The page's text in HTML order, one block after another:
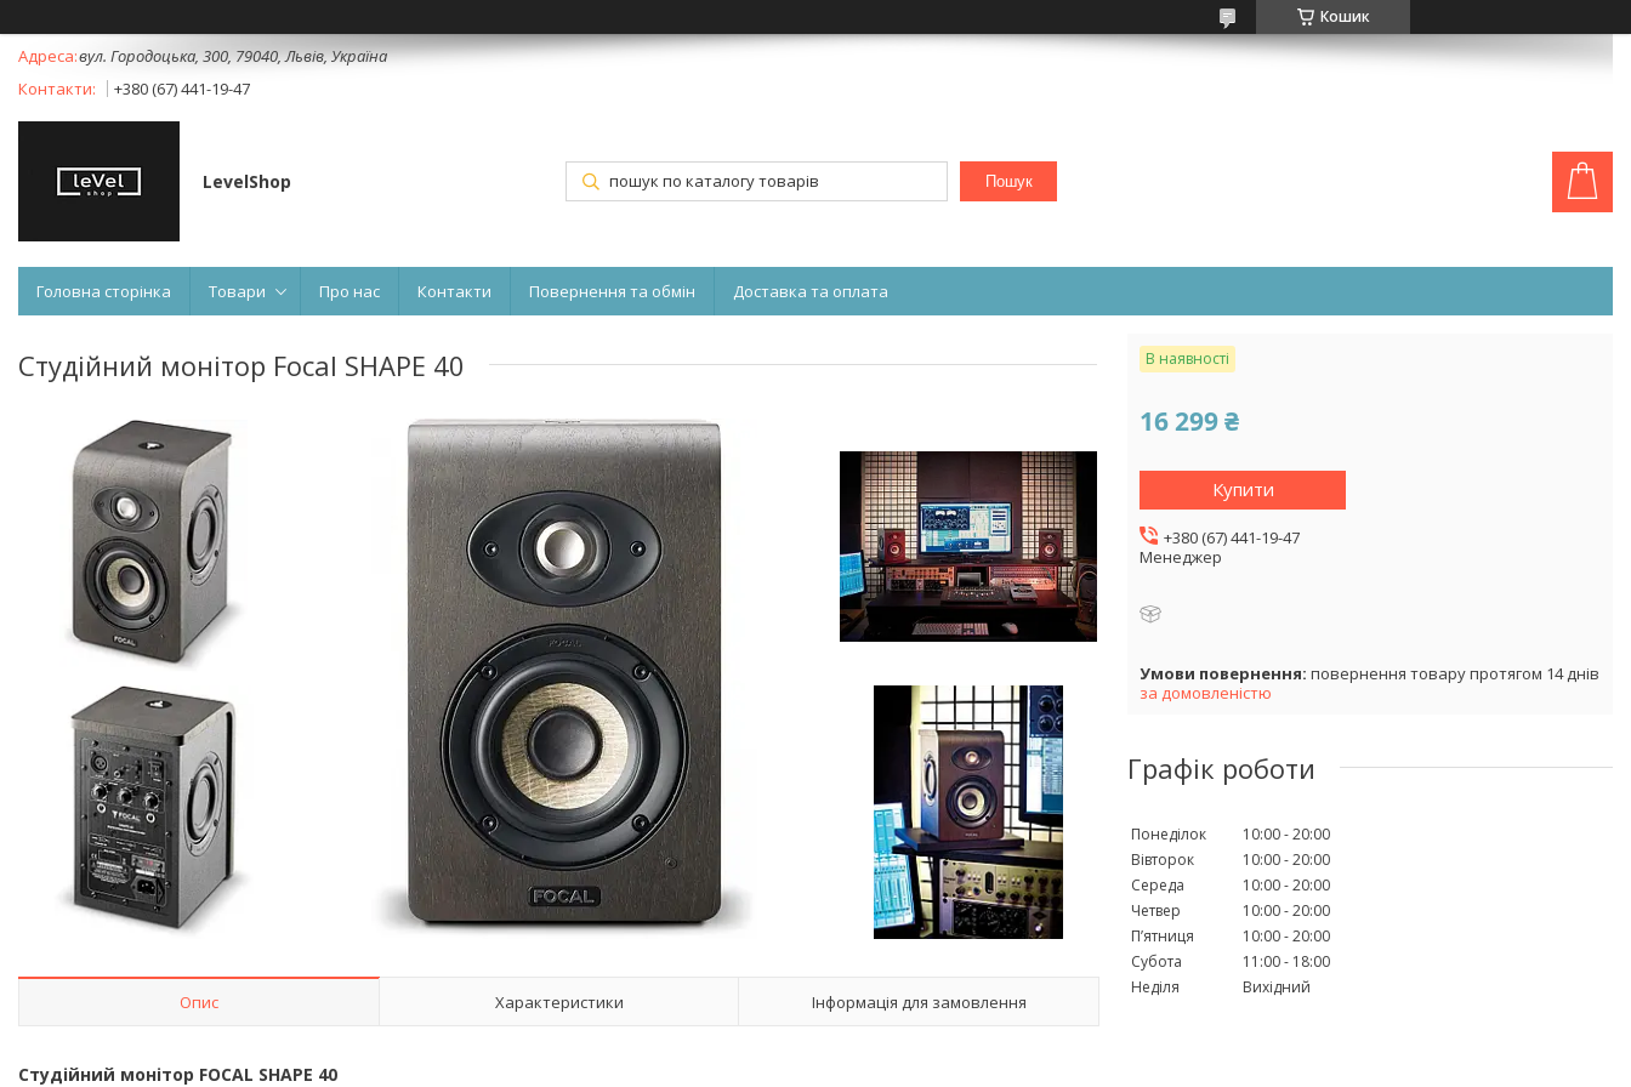
Кошик
вул. Городоцька, 300, 79040, Львів, Україна
+380 (67) 441-19-47
LevelShop Пошук
Головна сторінка Товари Про нас Контакти Повернення та обмін Доставка та оплата
Студійний монітор Focal SHAPE 40
Опис Характеристики Інформація для замовлення
Студійний монітор FOCAL SHAPE 40
В наявності
16 299 ₴
Купити
+380 (67) 441-19-47
Менеджер
повернення товару протягом 14 днів
за домовленістю
Графік роботи
Понеділок 10:00 20:00
Вівторок
10:00 20:00
Середа
10:00 20:00
Четвер
10:00 20:00
Пʼятниця
10:00 20:00
Субота
11:00
18:00
Неділя
Вихідний